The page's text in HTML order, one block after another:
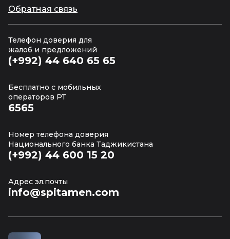
Обратная связь
Телефон доверия для
жалоб и предложений
(+992) 44 640 65 65
Бесплатно с мобильных
операторов РТ
6565
Номер телефона доверия
Национального банка Таджикистана
(+992) 44 600 15 20
Адрес эл.почты
info@spitamen.com